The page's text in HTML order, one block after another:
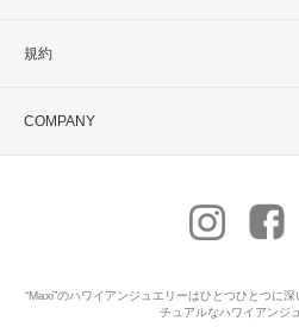
規約
COMPANY
“Maxi”のハワイアンジュエリーはひとつひとつに深
チュアルなハワイアンジ